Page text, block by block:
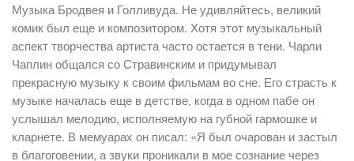
Музыка Бродвея и Голливуда. Не удивляйтесь, великий
комик был еще и композитором. Хотя этот музыкальный
аспект творчества артиста часто остается в тени. Чарли
Чаплин общался со Стравинским и придумывал
прекрасную музыку к своим фильмам во сне. Его страсть к
музыке началась еще в детстве, когда в одном пабе он
услышал мелодию, исполняемую на губной гармошке и
кларнете. В мемуарах он писал: «Я был очарован и застыл
в благоговении, а звуки проникали в мое сознание через